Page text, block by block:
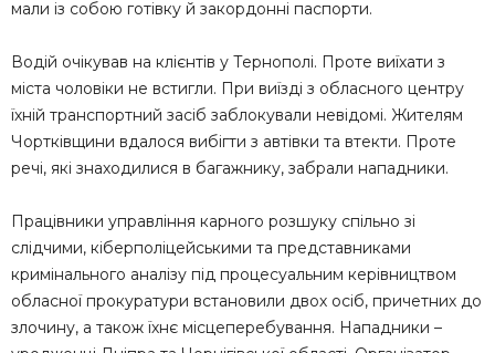
мали із собою готівку й закордонні паспорти.
Водій очікував на клієнтів у Тернополі. Проте виїхати з
міста чоловіки не встигли. При виїзді з обласного центру
їхній транспортний засіб заблокували невідомі. Жителям
Чортківщини вдалося вибігти з автівки та втекти. Проте
речі, які знаходилися в багажнику, забрали нападники.
Працівники управління карного розшуку спільно зі
слідчими, кіберполіцейськими та представниками
кримінального аналізу під процесуальним керівництвом
обласної прокуратури встановили двох осіб, причетних до
злочину, а також їхнє місцеперебування. Нападники –